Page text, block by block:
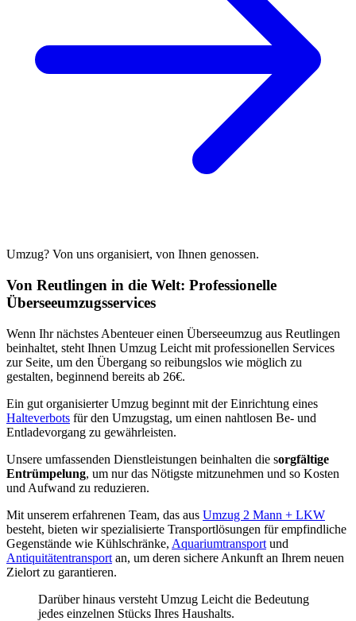
Umzug? Von uns organisiert, von Ihnen genossen.
Von Reutlingen in die Welt: Professionelle
Überseeumzugsservices
Wenn Ihr nächstes Abenteuer einen Überseeumzug aus Reutlingen
beinhaltet, steht Ihnen Umzug Leicht mit professionellen Services
zur Seite, um den Übergang so reibungslos wie möglich zu
gestalten, beginnend bereits ab 26€.
Ein gut organisierter Umzug beginnt mit der Einrichtung eines
Halteverbots für den Umzugstag, um einen nahtlosen Be- und
Entladevorgang zu gewährleisten.
Unsere umfassenden Dienstleistungen beinhalten die sorgfältige
Entrümpelung, um nur das Nötigste mitzunehmen und so Kosten
und Aufwand zu reduzieren.
Mit unserem erfahrenen Team, das aus Umzug 2 Mann + LKW
besteht, bieten wir spezialisierte Transportlösungen für empfindliche
Gegenstände wie Kühlschränke, Aquariumtransport und
Antiquitätentransport an, um deren sichere Ankunft an Ihrem neuen
Zielort zu garantieren.
Darüber hinaus versteht Umzug Leicht die Bedeutung
jedes einzelnen Stücks Ihres Haushalts.